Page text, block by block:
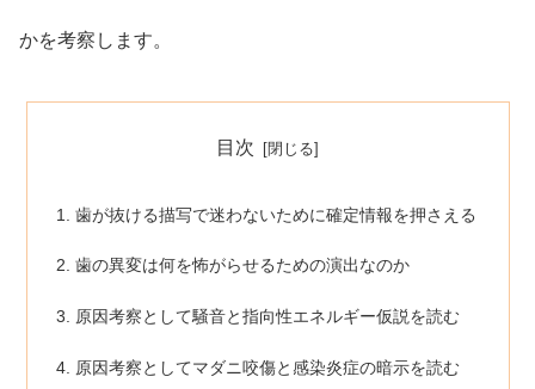
かを考察します。
目次
歯が抜ける描写で迷わないために確定情報を押さえる
歯の異変は何を怖がらせるための演出なのか
原因考察として騒音と指向性エネルギー仮説を読む
原因考察としてマダニ咬傷と感染炎症の暗示を読む